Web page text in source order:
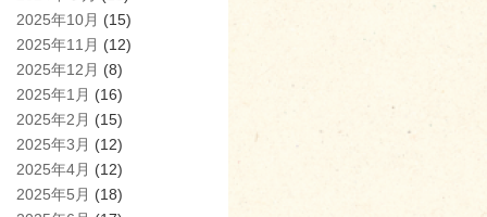
2025年10月 (15)
2025年11月 (12)
2025年12月 (8)
2025年1月 (16)
2025年2月 (15)
2025年3月 (12)
2025年4月 (12)
2025年5月 (18)